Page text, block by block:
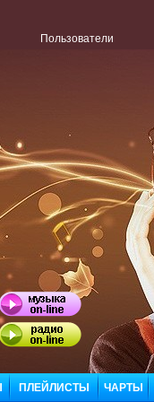
Пользователи
ПЛЕЙЛИСТЫ ЧАРТЫ